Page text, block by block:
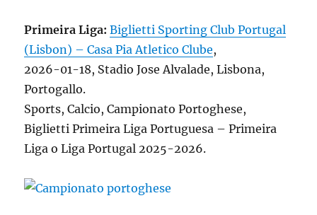
Primeira Liga:Biglietti Sporting Club Portugal
(Lisbon) – Casa Pia Atletico Clube,
2026-01-18, Stadio Jose Alvalade, Lisbona,
Portogallo.
Sports, Calcio, Campionato Portoghese,
Biglietti Primeira Liga Portuguesa – Primeira
Liga o Liga Portugal 2025-2026.